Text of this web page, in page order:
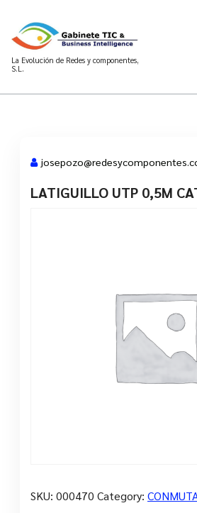
contenido
La Evolución de Redes y componentes,
S.L.
28 Mar, 2022
LATIGUILLO UTP 0,5M
SKU: 000470 Category: